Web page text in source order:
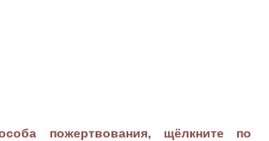
пожертвования, щёлкните по